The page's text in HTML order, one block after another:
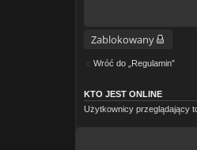
Zablokowany
Wróć do „Regulamin”
KTO JEST ONLINE
Użytkownicy przeglądający